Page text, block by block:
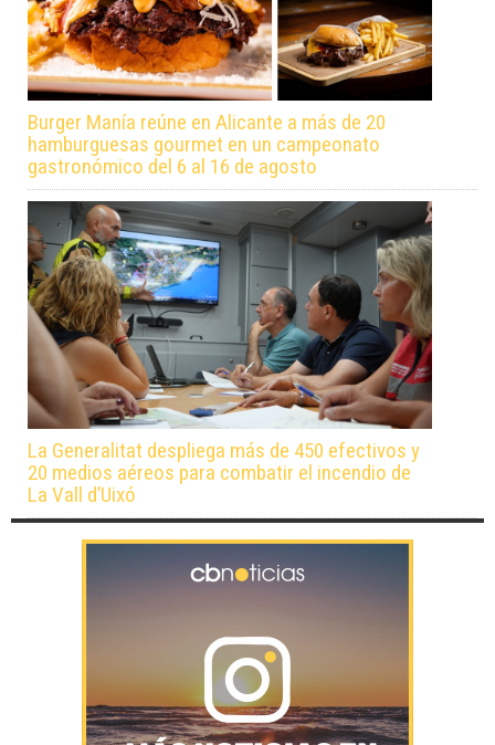
Burger Manía reúne en Alicante a más de 20
hamburguesas gourmet en un campeonato
gastronómico del 6 al 16 de agosto
La Generalitat despliega más de 450 efectivos y
20 medios aéreos para combatir el incendio de
La Vall d’Uixó